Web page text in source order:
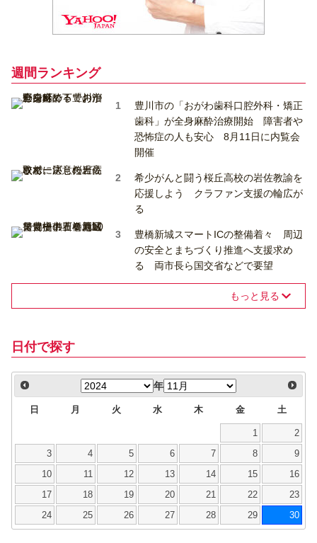
週間ランキング
豊川市の「おがわ歯科口腔外科・矯正
歯科」が全身麻酔治療開始 障害者や
恐怖症の人も安心 8月11日に内覧会
開催
希少がんと闘う桜丘高校の岩佐教諭を
応援しよう クラファン支援の輪広が
る
豊橋新城スマートICの整備着々 周辺
の安全とまちづくり推進へ支援求め
る 両市長ら国交省などで要望
もっと見る
日付で探す
年
日 月 火 水 木 金 土
1 2
3 4 5 6 7 8 9
10 11 12 13 14 15 16
17 18 19 20 21 22 23
24 25 26 27 28 29 30